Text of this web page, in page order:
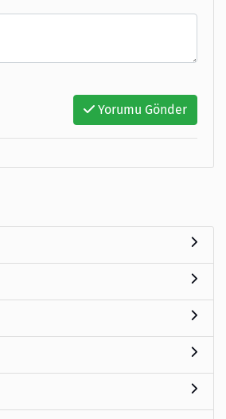
Yorumu Gönder